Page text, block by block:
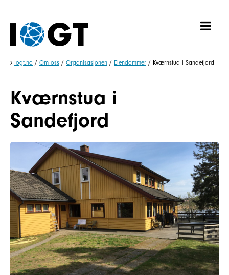
Iogt.no / Om oss / Organisasjonen / Eiendommer / Kværnstua i Sandefjord
Kværnstua i
Sandefjord